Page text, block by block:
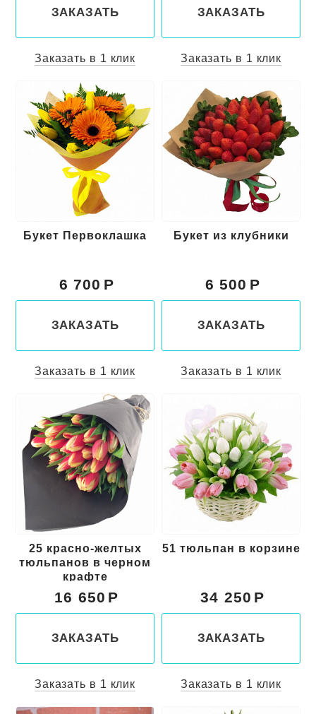
ЗАКАЗАТЬ
Заказать в 1 клик
ЗАКАЗАТЬ
Заказать в 1 клик
Букет Первоклашка
6 700
ЗАКАЗАТЬ
Заказать в 1 клик
Букет из клубники
6 500
ЗАКАЗАТЬ
Заказать в 1 клик
25 красно-желтых
тюльпанов в черном
крафте
16 650
ЗАКАЗАТЬ
Заказать в 1 клик
51 тюльпан в корзине
34 250
ЗАКАЗАТЬ
Заказать в 1 клик